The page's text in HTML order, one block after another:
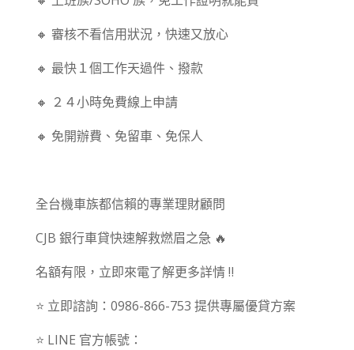
🔸 審核不看信用狀況，快速又放心
🔸 最快１個工作天過件、撥款
🔸 ２４小時免費線上申請
🔸 免開辦費、免留車、免保人
全台機車族都信賴的專業理財顧問
CJB 銀行車貸快速解救燃眉之急 🔥
名額有限，立即來電了解更多詳情 ‼
⭐ 立即諮詢：0986-866-753 提供專屬優貸方案
⭐ LINE 官方帳號：